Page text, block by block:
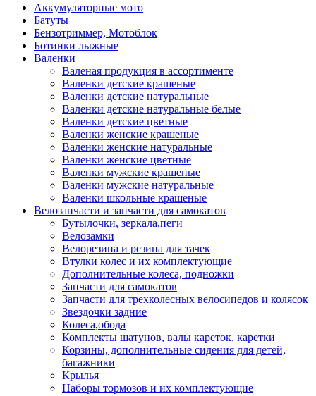
Аккумуляторные мото
Батуты
Бензотриммер, Мотоблок
Ботинки лыжные
Валенки
Валеная продукция в ассортименте
Валенки детские крашеные
Валенки детские натуральные
Валенки детские натуральные белые
Валенки детские цветные
Валенки женские крашеные
Валенки женские натуральные
Валенки женские цветные
Валенки мужские крашеные
Валенки мужские натуральные
Валенки школьные крашеные
Велозапчасти и запчасти для самокатов
Бутылочки, зеркала,пеги
Велозамки
Велорезина и резина для тачек
Втулки колес и их комплектующие
Дополнительные колеса, подножки
Запчасти для самокатов
Запчасти для трехколесных велосипедов и колясок
Звездочки задние
Колеса,обода
Комплекты шатунов, валы кареток, каретки
Корзины, дополнительные сидения для детей,
багажники
Крылья
Наборы тормозов и их комплектующие